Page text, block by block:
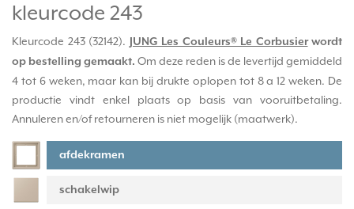
kleurcode 243
Kleurcode 243 (32142). JUNG Les Couleurs® Le Corbusierwordt
op bestelling gemaakt. Om deze reden is de levertijd gemiddeld
4 tot 6 weken, maar kan bij drukte oplopen tot 8 a 12 weken. De
productie vindt enkel plaats op basis van vooruitbetaling.
Annuleren en/of retourneren is niet mogelijk (maatwerk).
afdekramen
schakelwip